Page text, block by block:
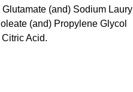
(and) Sodium Lauryl
(and) Propylene Glycol
Acid.